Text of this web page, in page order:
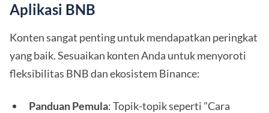
Aplikasi BNB
Konten sangat penting untuk mendapatkan peringkat
yang baik. Sesuaikan konten Anda untuk menyoroti
fleksibilitas BNB dan ekosistem Binance:
Panduan Pemula: Topik-topik seperti "Cara